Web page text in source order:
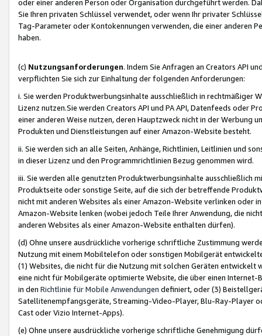
oder einer anderen Person oder Organisation durchgeführt werden.
Sie Ihren privaten Schlüssel verwendet, oder wenn Ihr privater
Tag-Parameter oder Kontokennungen verwenden, die einer anderen
haben.
(c) Nutzungsanforderungen. Indem Sie Anfragen an Creators API
verpflichten Sie sich zur Einhaltung der folgenden Anforderungen:
i. Sie werden Produktwerbungsinhalte ausschließlich in rechtmäßiger
Lizenz nutzen.Sie werden Creators API und PA API, Datenfeeds oder
einer anderen Weise nutzen, deren Hauptzweck nicht in der Werbung
Produkten und Dienstleistungen auf einer Amazon-Website besteht.
ii. Sie werden sich an alle Seiten, Anhänge, Richtlinien, Leitlinien und
in dieser Lizenz und den Programmrichtlinien Bezug genommen wird.
iii. Sie werden alle genutzten Produktwerbungsinhalte ausschließlich
Produktseite oder sonstige Seite, auf die sich der betreffende
nicht mit anderen Websites als einer Amazon-Website verlinken oder
Amazon-Website lenken (wobei jedoch Teile Ihrer Anwendung, die
anderen Websites als einer Amazon-Website enthalten dürfen).
(d) Ohne unsere ausdrückliche vorherige schriftliche Zustimmung
Nutzung mit einem Mobiltelefon oder sonstigen Mobilgerät
(1) Websites, die nicht für die Nutzung mit solchen Geräten
eine nicht für Mobilgeräte optimierte Website, die über einen
in den Richtlinie für Mobile Anwendungen definiert, oder (3)
Satellitenempfangsgeräte, Streaming-Video-Player, Blu-Ray-Player
Cast oder Vizio Internet-Apps).
(e) Ohne unsere ausdrückliche vorherige schriftliche Genehmigung